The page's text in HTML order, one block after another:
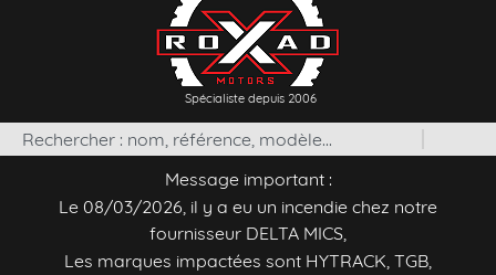
Spécialiste depuis 2006
Message important :
Le 08/03/2026, il y a eu un incendie chez notre
fournisseur DELTA MICS,
Les marques impactées sont HYTRACK, TGB,